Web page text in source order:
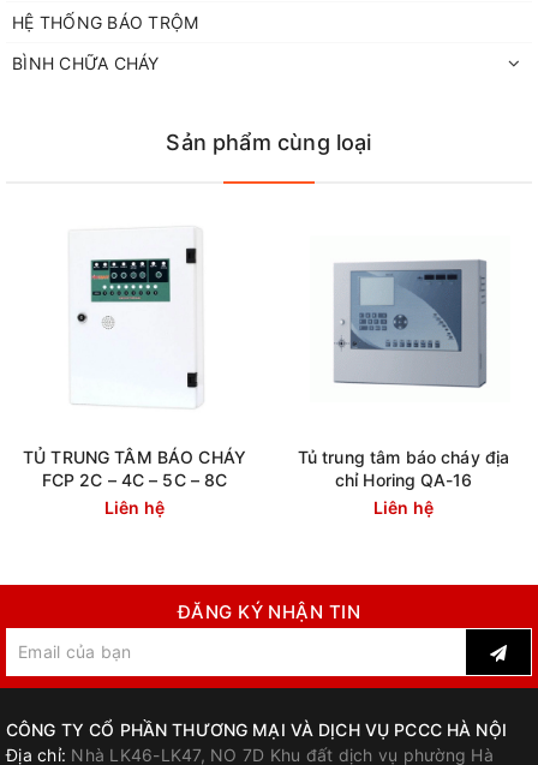
HỆ THỐNG BÁO TRỘM
BÌNH CHỮA CHÁY
Sản phẩm cùng loại
TỦ TRUNG TÂM BÁO CHÁY
FCP 2C – 4C – 5C – 8C
Liên hệ
Tủ trung tâm báo cháy địa
chỉ Horing QA-16
Liên hệ
ĐĂNG KÝ NHẬN TIN
CÔNG TY CỔ PHẦN THƯƠNG MẠI VÀ DỊCH VỤ PCCC HÀ NỘI
Địa chỉ: Nhà LK46-LK47, NO 7D Khu đất dịch vụ phường Hà